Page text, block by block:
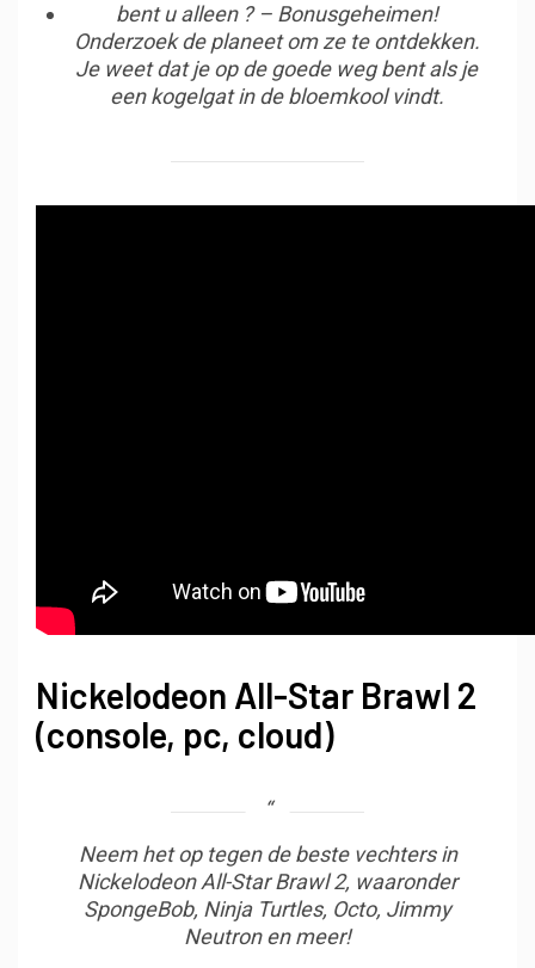
bent u alleen ? – Bonusgeheimen!
Onderzoek de planeet om ze te ontdekken.
Je weet dat je op de goede weg bent als je
een kogelgat in de bloemkool vindt.
Nickelodeon All-Star Brawl 2
(console, pc, cloud)
Neem het op tegen de beste vechters in
Nickelodeon All-Star Brawl 2, waaronder
SpongeBob, Ninja Turtles, Octo, Jimmy
Neutron en meer!